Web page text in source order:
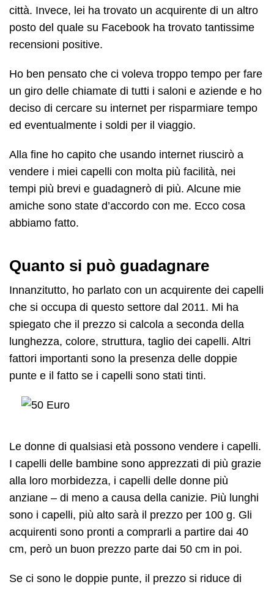
città. Invece, lei ha trovato un acquirente di un altro
posto del quale su Facebook ha trovato tantissime
recensioni positive.
Ho ben pensato che ci voleva troppo tempo per fare
un giro delle chiamate di tutti i saloni e aziende e ho
deciso di cercare su internet per risparmiare tempo
ed eventualmente i soldi per il viaggio.
Alla fine ho capito che usando internet riuscirò a
vendere i miei capelli con molta più facilità, nei
tempi più brevi e guadagnerò di più. Alcune mie
amiche sono state d’accordo con me. Ecco cosa
abbiamo fatto.
Quanto si può guadagnare
Innanzitutto, ho parlato con un acquirente dei capelli
che si occupa di questo settore dal 2011. Mi ha
spiegato che il prezzo si calcola a seconda della
lunghezza, colore, struttura, taglio dei capelli. Altri
fattori importanti sono la presenza delle doppie
punte e il fatto se i capelli sono stati tinti.
Le donne di qualsiasi età possono vendere i capelli.
I capelli delle bambine sono apprezzati di più grazie
alla loro morbidezza, i capelli delle donne più
anziane – di meno a causa della canizie. Più lunghi
sono i capelli, più alto sarà il prezzo per 100 g. Gli
acquirenti sono pronti a comprarli a partire dai 40
cm, però un buon prezzo parte dai 50 cm in poi.
Se ci sono le doppie punte, il prezzo si riduce di